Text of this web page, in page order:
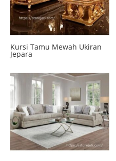
Kursi Tamu Mewah Ukiran
Jepara